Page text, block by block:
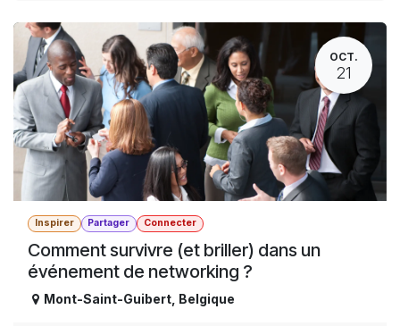
OCT.
21
Inspirer Partager Connecter
Comment survivre (et briller) dans un
événement de networking ?
Mont-Saint-Guibert Belgique